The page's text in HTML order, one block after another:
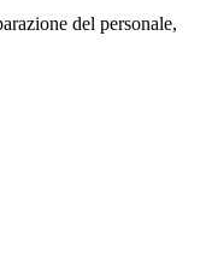
del personale,